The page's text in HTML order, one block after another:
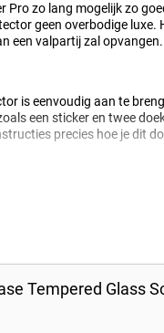
Pro zo lang mogelijk zo
geen overbodige luxe.
een valpartij zal opvangen.
is eenvoudig aan te
een sticker en twee
precies hoe je dit
Tempered Glass